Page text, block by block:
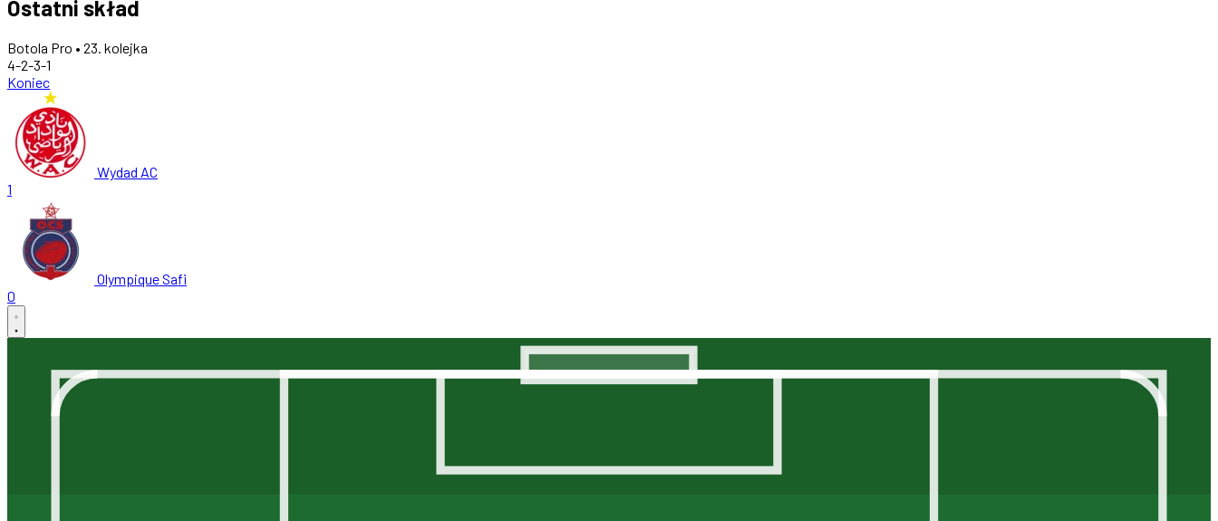
Ostatni skład
Botola Pro • 23. kolejka
4-2-3-1
Koniec
Wydad AC
1
Olympique Safi
0